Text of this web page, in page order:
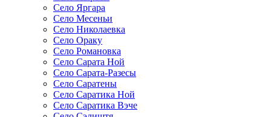
Село Яргара
Село Месеньи
Село Николаевка
Село Ораку
Село Романовка
Село Сарата Ной
Село Сарата-Разесы
Село Саратены
Село Саратика Ной
Село Саратика Вэче